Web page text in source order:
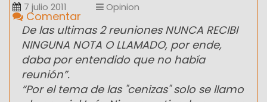
7 julio 2011 Opinion
Comentar
De las ultimas 2 reuniones NUNCA RECIBI
NINGUNA NOTA O LLAMADO, por ende,
daba por entendido que no había
reunión”.
“Por el tema de las "cenizas" solo se llamo